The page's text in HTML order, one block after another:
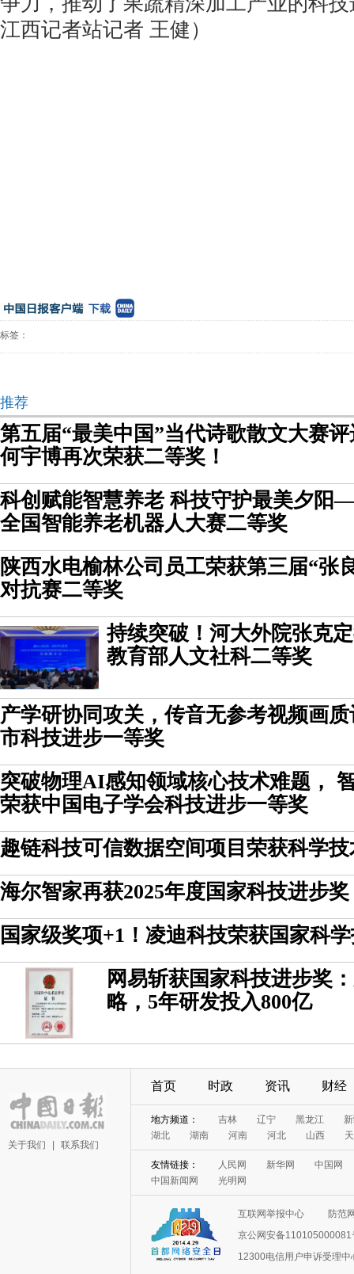
江西记者站记者 王健）
标签：
推荐
第五届“最美中国”当代诗歌散文大赛
何宇博再次荣获二等奖！
科创赋能智慧养老 科技守护最美夕
全国智能养老机器人大赛二等奖
陕西水电榆林公司员工荣获第三届“张
对抗赛二等奖
持续突破！河大外院张克
教育部人文社科二等奖
产学研协同攻关，传音无参考视频画
市科技进步一等奖
突破物理AI感知领域核心技术难题，
荣获中国电子学会科技进步一等奖
趣链科技可信数据空间项目荣获科学
海尔智家再获2025年度国家科技进步奖
国家级奖项+1！凌迪科技荣获国家科
网易斩获国家科技进步奖
略，5年研发投入800亿
关于我们 联系我们
首页 时政 资讯 财经
地方频道： 吉林 辽宁 黑龙江
湖北
湖南 河南 河北 山西
友情链接： 人民网 新华网
中国网
中国新闻网
光明网
互联网举报中心
防范
京公网安备110105000081
12300电信用户申诉受理中